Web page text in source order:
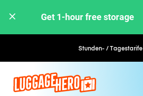
Get 1-hour free storage
Stunden- / Tagestarife